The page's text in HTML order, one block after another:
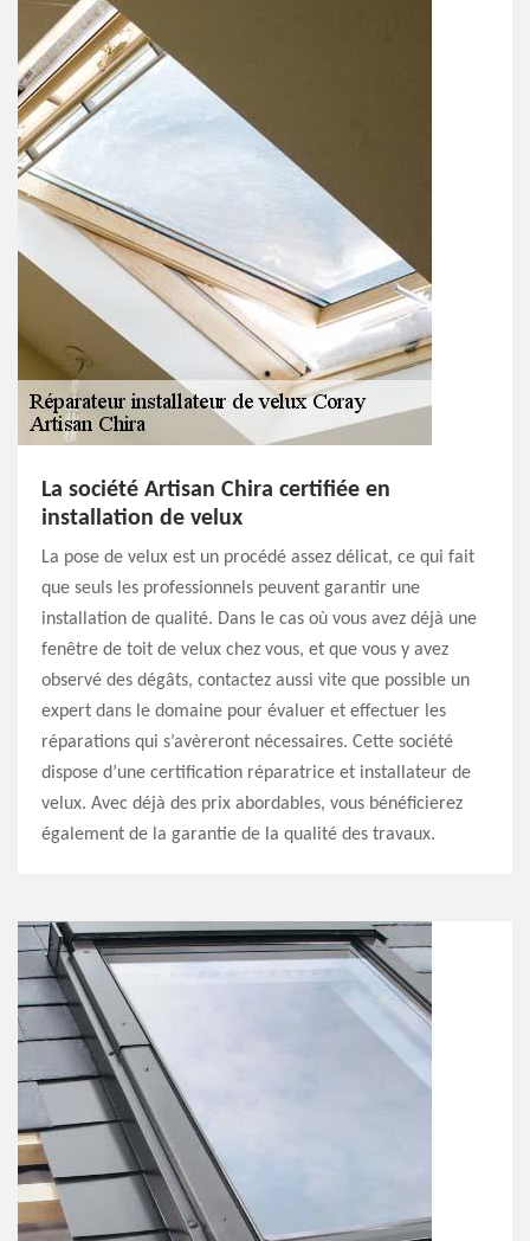
La société Artisan Chira certifiée en
installation de velux
La pose de velux est un procédé assez délicat, ce qui fait
que seuls les professionnels peuvent garantir une
installation de qualité. Dans le cas où vous avez déjà une
fenêtre de toit de velux chez vous, et que vous y avez
observé des dégâts, contactez aussi vite que possible un
expert dans le domaine pour évaluer et effectuer les
réparations qui s’avèreront nécessaires. Cette société
dispose d’une certification réparatrice et installateur de
velux. Avec déjà des prix abordables, vous bénéficierez
également de la garantie de la qualité des travaux.